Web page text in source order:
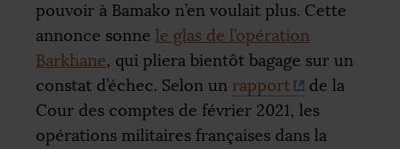
pouvoir à Bamako n’en voulait plus. Cette
annonce sonne le glas de l’opération
Barkhane, qui pliera bientôt bagage sur un
constat d’échec. Selon un rapport
de la
Cour des comptes de février 2021, les
opérations militaires françaises dans la